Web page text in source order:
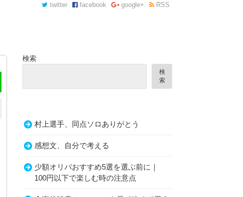
twitter facebook google+ RSS
検索
検
索
村上選手、同点ソロありがとう
感想文、自分で考える
少額オリパおすすめ5選を選ぶ前に｜
100円以下で楽しむ時の注意点